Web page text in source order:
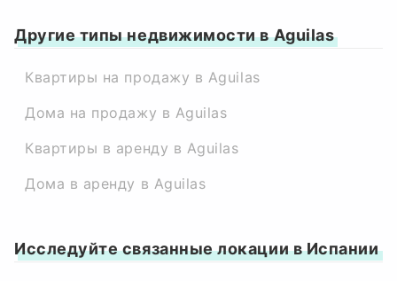
Другие типы недвижимости в Aguilas
Квартиры на продажу в Aguilas
Дома на продажу в Aguilas
Квартиры в аренду в Aguilas
Дома в аренду в Aguilas
Исследуйте связанные локации в Испании